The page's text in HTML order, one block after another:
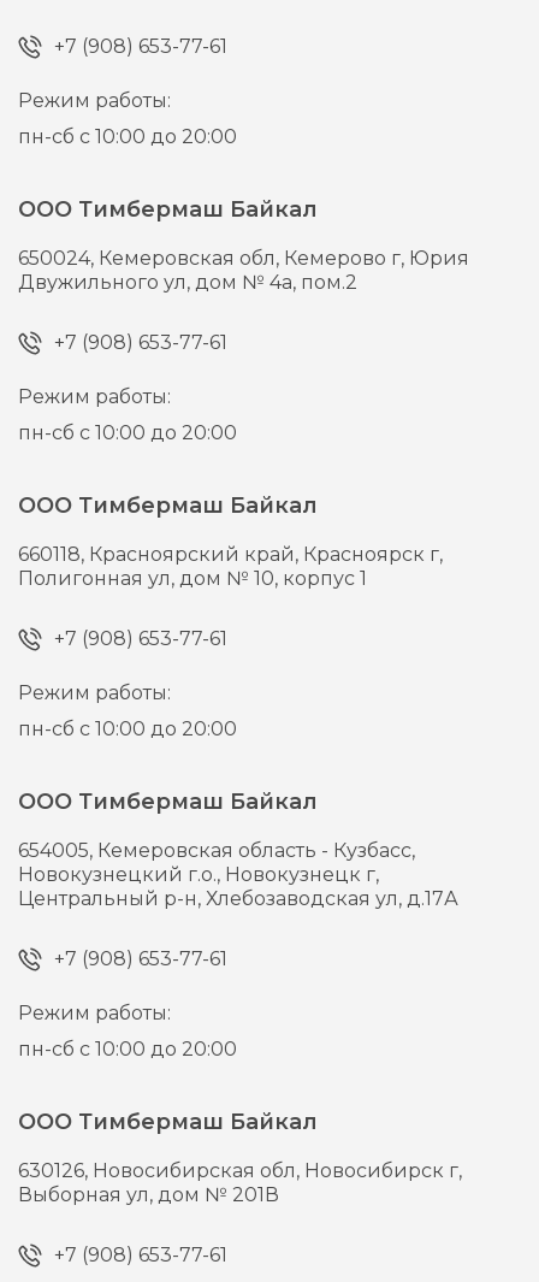
+7 (908) 653-77-61
Режим работы:
пн-сб с 10:00 до 20:00
ООО Тимбермаш Байкал
650024, Кемеровская обл, Кемерово г, Юрия
Двужильного ул, дом № 4а, пом.2
+7 (908) 653-77-61
Режим работы:
пн-сб с 10:00 до 20:00
ООО Тимбермаш Байкал
660118, Красноярский край, Красноярск г,
Полигонная ул, дом № 10, корпус 1
+7 (908) 653-77-61
Режим работы:
пн-сб с 10:00 до 20:00
ООО Тимбермаш Байкал
654005, Кемеровская область - Кузбасс,
Новокузнецкий г.о., Новокузнецк г,
Центральный р-н, Хлебозаводская ул, д.17А
+7 (908) 653-77-61
Режим работы:
пн-сб с 10:00 до 20:00
ООО Тимбермаш Байкал
630126, Новосибирская обл, Новосибирск г,
Выборная ул, дом № 201В
+7 (908) 653-77-61